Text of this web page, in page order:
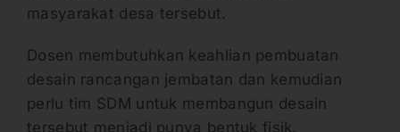
masyarakat desa tersebut.
Dosen membutuhkan keahlian pembuatan
desain rancangan jembatan dan kemudian
perlu tim SDM untuk membangun desain
tersebut menjadi punya bentuk fisik.